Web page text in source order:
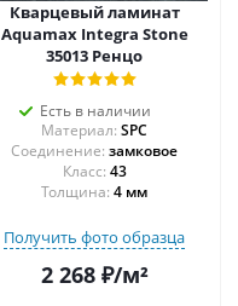
Кварцевый ламинат
Aquamax Integra Stone
35013 Ренцо
Есть в наличии
Материал: SPC
Соединение: замковое
43
Толщина: 4 мм
Получить фото образца
2 268₽/м²